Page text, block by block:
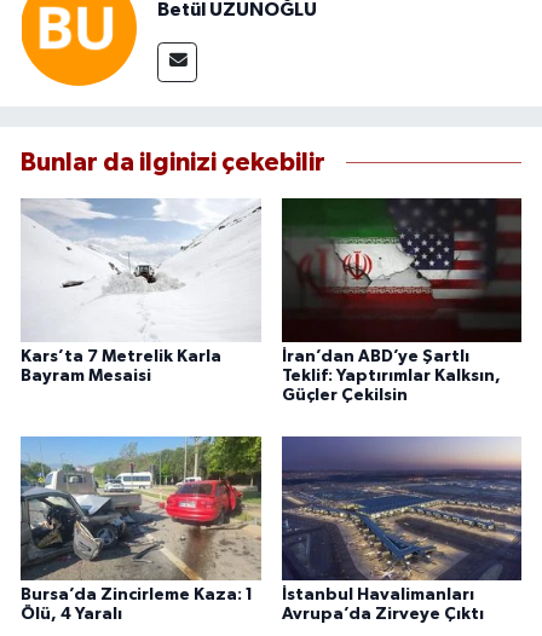
Betül UZUNOĞLU
Bunlar da ilginizi çekebilir
Kars’ta 7 Metrelik Karla
Bayram Mesaisi
İran’dan ABD’ye Şartlı
Teklif: Yaptırımlar Kalksın,
Güçler Çekilsin
Bursa’da Zincirleme Kaza: 1
Ölü, 4 Yaralı
İstanbul Havalimanları
Avrupa’da Zirveye Çıktı